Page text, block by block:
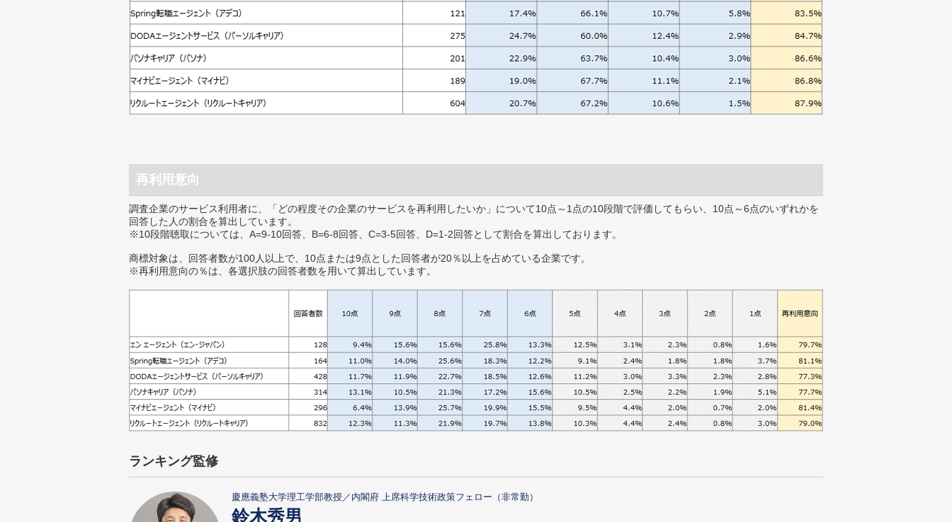
再利用意向
調査企業のサービス利用者に、「どの程度その企業のサービスを再利用したいか」について10点～1点の10段階で評価してもらい、10点～6点のいずれかを
回答した人の割合を算出しています。
※10段階聴取については、A=9-10回答、B=6-8回答、C=3-5回答、D=1-2回答として割合を算出しております。
商標対象は、回答者数が100人以上で、10点または9点とした回答者が20％以上を占めている企業です。
※再利用意向の％は、各選択肢の回答者数を用いて算出しています。
ランキング監修
慶應義塾大学理工学部教授／内閣府 上席科学技術政策フェロー（非常勤）
鈴木秀男